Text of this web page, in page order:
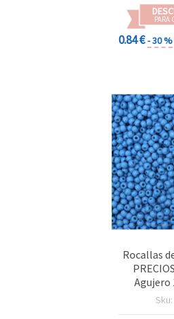
PARA
0.84 €- 30 %
Rocallas
Agujero
Opaco,Sku: